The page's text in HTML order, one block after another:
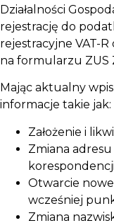
Działalności
rejestrację do
rejestracyjne VAT-
na formularzu ZUS
Mając aktualny
informacje takie jak:
Założenie i
Zmiana
korespondencji
Otwarcie
wcześniej
Zmiana